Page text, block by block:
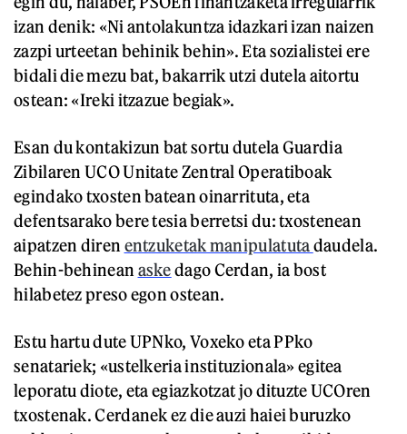
izan denik: «Ni antolakuntza idazkari izan naizen
zazpi urteetan behinik behin». Eta sozialistei ere
bidali die mezu bat, bakarrik utzi dutela aitortu
ostean: «Ireki itzazue begiak».
Esan du kontakizun bat sortu dutela Guardia
Zibilaren UCO Unitate Zentral Operatiboak
egindako txosten batean oinarrituta, eta
defentsarako bere tesia berretsi du: txostenean
aipatzen diren entzuketak manipulatutadaudela.
Behin-behinean askedago Cerdan, ia bost
hilabetez preso egon ostean.
Estu hartu dute UPNko, Voxeko eta PPko
senatariek; «ustelkeria instituzionala» egitea
leporatu diote, eta egiazkotzat jo dituzte UCOren
txostenak. Cerdanek ez die auzi haiei buruzko